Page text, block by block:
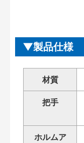
製品仕様
材質
把手
ホルムア